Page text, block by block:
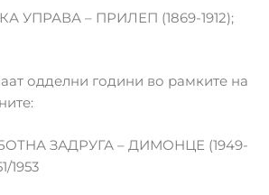
УПРАВА – ПРИЛЕП (1869-1912);
одделни години во рамките на
ЗАДРУГА – ДИМОНЦЕ (1949-
1953